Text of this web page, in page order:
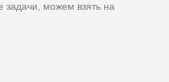
задачи, можем взять на